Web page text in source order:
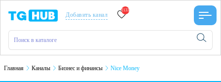
Добавить канал
2133
Главная Каналы Бизнес и финансы Nice Money